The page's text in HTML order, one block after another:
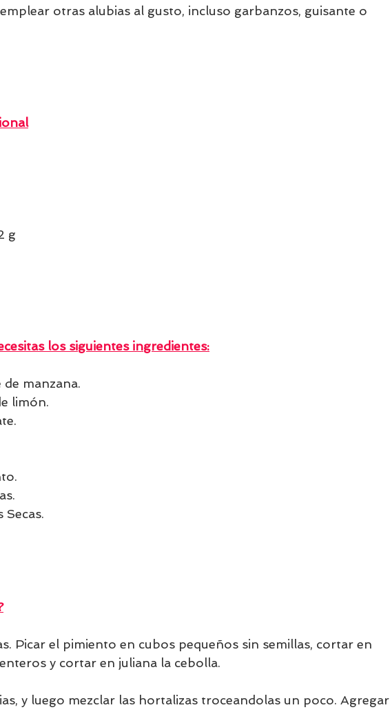
otras alubias al gusto, incluso garbanzos, guisante o
g
los siguientes ingredientes:
de manzana.
limón.
Secas.
y cortar en juliana la cebolla.
y luego mezclar las hortalizas troceandolas un poco. Agregar